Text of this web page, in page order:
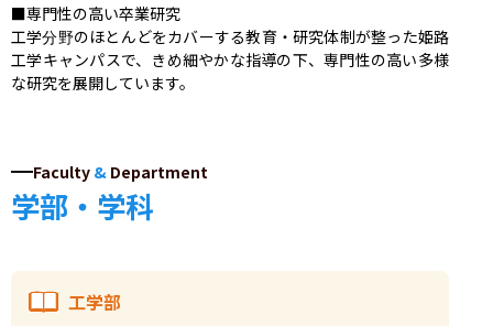
■専門性の高い卒業研究
工学分野のほとんどをカバーする教育・研究体制が整った姫路
工学キャンパスで、きめ細やかな指導の下、専門性の高い多様
な研究を展開しています。
Faculty & Department
学部・学科
工学部